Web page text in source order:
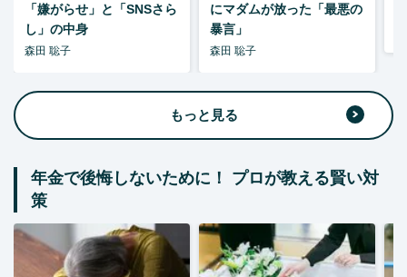
「嫌がらせ」と「SNSさら
し」の中身
森田 聡子
にマダムが放った「最悪の
暴言」
森田 聡子
もっと見る
年金で後悔しないために！ プロが教える賢い対
策